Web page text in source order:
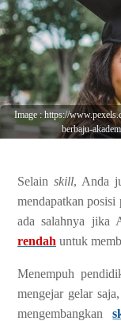
Image : https://
berbaju-
Selain skill, Anda
mendapatkan
ada salahnya jika
rendah untuk
Menempuh
mengejar gelar
mengembangkan